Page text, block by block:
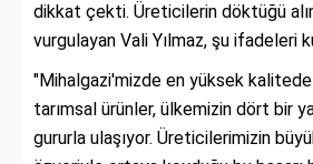
dikkat çekti. Üreticilerin döktüğü
vurgulayan Vali Yılmaz, şu ifadeleri
"Mihalgazi'mizde en yüksek
tarımsal ürünler, ülkemizin dört bir
gururla ulaşıyor. Üreticilerimizin